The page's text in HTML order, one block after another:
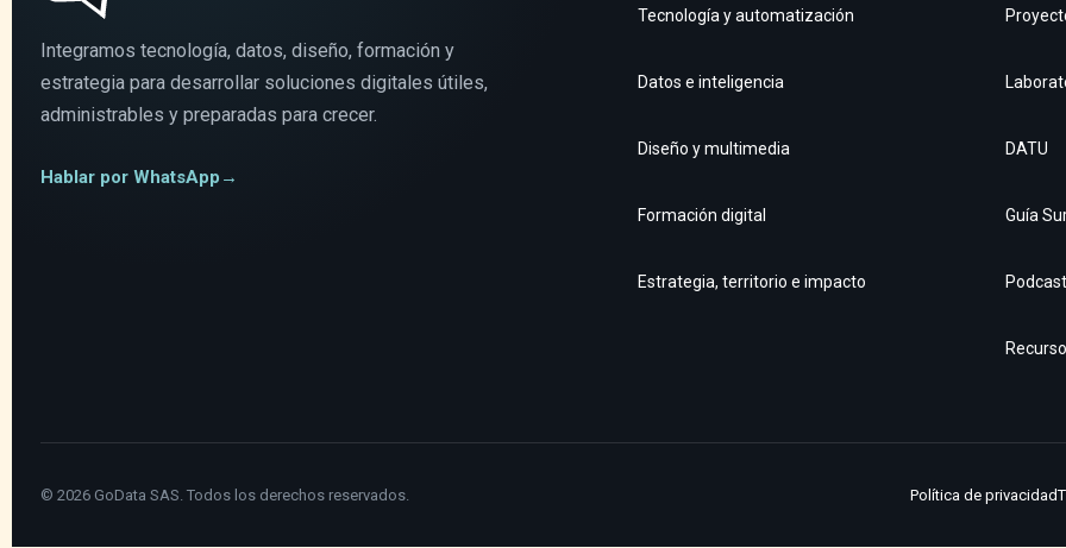
Integramos tecnología, datos, diseño, formación y
estrategia para desarrollar soluciones digitales útiles,
administrables y preparadas para crecer.
Hablar por WhatsApp →
Tecnología y automatización
Datos e inteligencia
Diseño y multimedia
Formación digital
Estrategia, territorio e impacto
DATU
Guía
© 2026 GoData SAS. Todos los derechos reservados. Política de privacidad